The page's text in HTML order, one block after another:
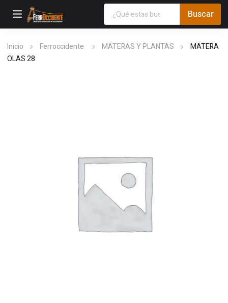
Inicio Ferroccidente MATERAS Y PLANTAS
MATERA
OLAS 28